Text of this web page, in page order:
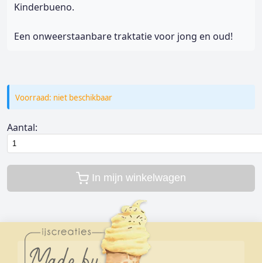
Kinderbueno.
Een onweerstaanbare traktatie voor jong en oud!
Voorraad: niet beschikbaar
Aantal:
In mijn winkelwagen